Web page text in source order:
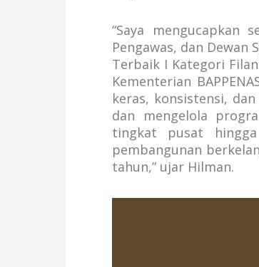
“Saya mengucapkan
Pengawas, dan
Terbaik I Kategori
Kementerian
keras, konsistensi,
dan mengelola
tingkat pusat
pembangunan
tahun,” ujar Hilman.